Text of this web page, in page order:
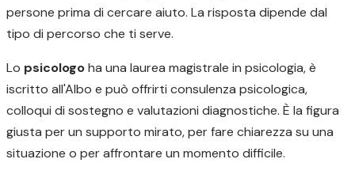
persone prima di cercare aiuto. La risposta dipende dal
tipo di percorso che ti serve.
Lo psicologoha una laurea magistrale in psicologia, è
iscritto all'Albo e può offrirti consulenza psicologica,
colloqui di sostegno e valutazioni diagnostiche. È la figura
giusta per un supporto mirato, per fare chiarezza su una
situazione o per affrontare un momento difficile.